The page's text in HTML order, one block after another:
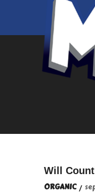
Will
ORGANIC